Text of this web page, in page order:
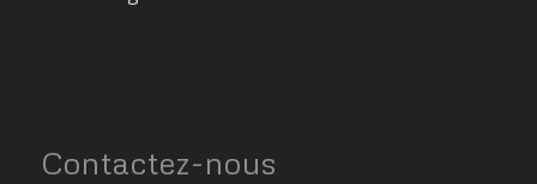
Contactez-nous